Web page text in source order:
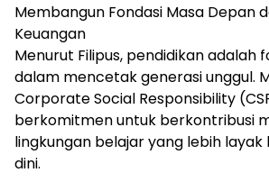
Membangun Fondasi Masa Depan
Keuangan
Menurut Filipus, pendidikan adalah
dalam mencetak generasi unggul.
Corporate Social Responsibility
berkomitmen untuk berkontribusi
lingkungan belajar yang lebih layak
dini.